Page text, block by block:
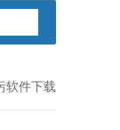
软件下载